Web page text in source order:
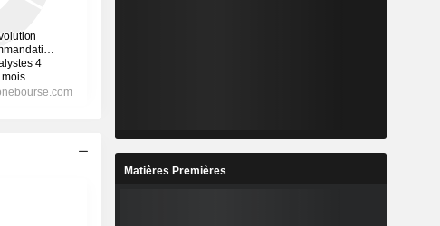
Matières Premières